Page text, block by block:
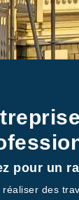
pour un
réaliser des